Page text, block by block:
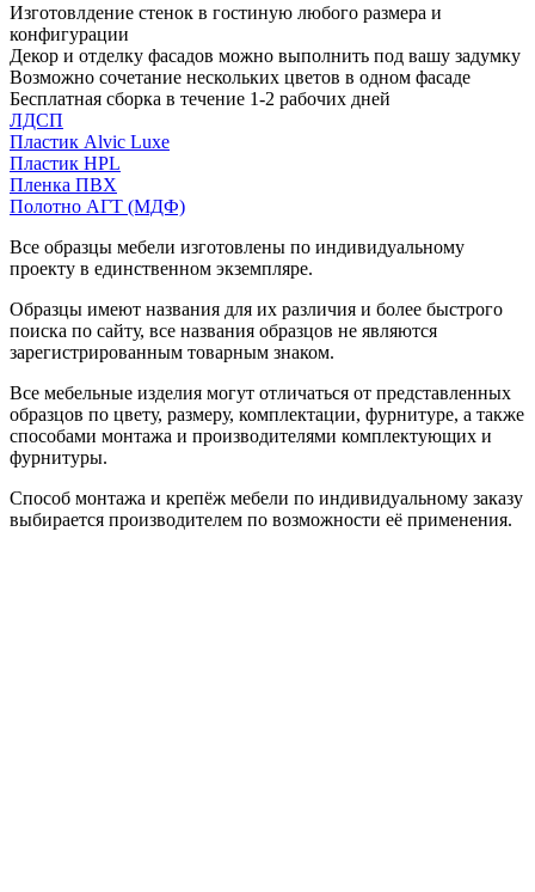
Изготовлдение стенок в гостиную любого размера и
конфигурации
Декор и отделку фасадов можно выполнить под вашу задумку
Возможно сочетание нескольких цветов в одном фасаде
Бесплатная сборка в течение 1-2 рабочих дней
ЛДСП
Пластик Alvic Luxe
Пластик HPL
Пленка ПВХ
Полотно АГТ (МДФ)
Все образцы мебели изготовлены по индивидуальному
проекту в единственном экземпляре.
Образцы имеют названия для их различия и более быстрого
поиска по сайту, все названия образцов не являются
зарегистрированным товарным знаком.
Все мебельные изделия могут отличаться от представленных
образцов по цвету, размеру, комплектации, фурнитуре, а также
способами монтажа и производителями комплектующих и
фурнитуры.
Способ монтажа и крепёж мебели по индивидуальному заказу
выбирается производителем по возможности её применения.